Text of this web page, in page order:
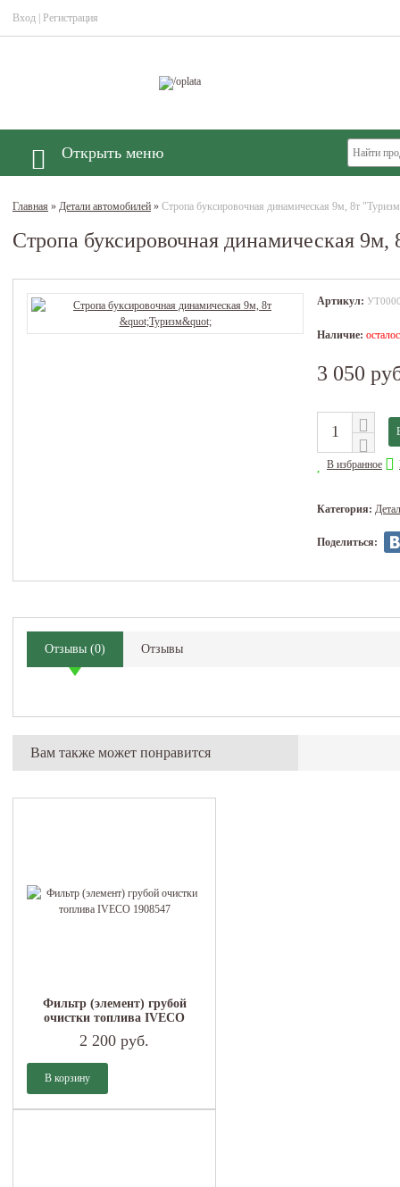
Вход Регистрация
Открыть меню
Главная » Детали автомобилей » Стропа буксировочная динамическая 9м, 8т
Стропа буксировочная динамическая 9м,
Артикул:
Наличие:
3 050
В избранное
Категория:
Поделиться:
Отзывы (0) Отзывы
Вам также может понравится
Фильтр (элемент) грубой
очистки топлива IVECO
2 200 руб.